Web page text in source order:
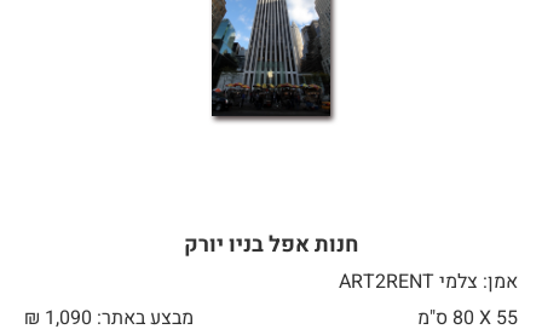
חנות אפל בניו יורק
אמן: צלמי ART2RENT
55 X
מבצע באתר: ₪ 1,090